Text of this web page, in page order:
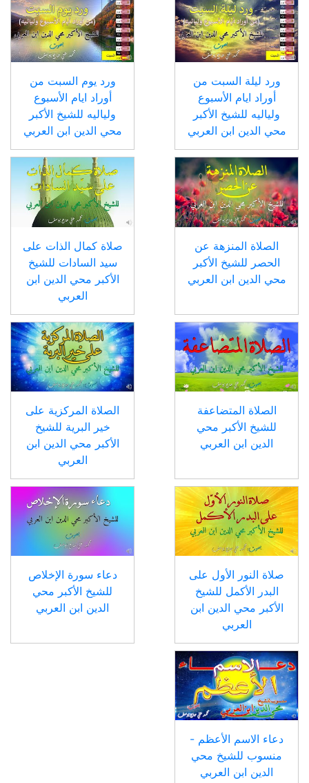
ورد ليلة السبت من
أوراد ايام الأسبوع
ولياليه للشيخ الأكبر
محي الدين ابن العربي
ورد يوم السبت من
أوراد ايام الأسبوع
ولياليه للشيخ الأكبر
محي الدين ابن العربي
الصلاة المنزهة عن
الحصر للشيخ الأكبر
محي الدين ابن العربي
صلاة كمال الذات على
سيد السادات للشيخ
الأكبر محي الدين ابن
العربي
الصلاة المتضاعفة
للشيخ الأكبر محي
الدين ابن العربي
الصلاة المركزية على
خير البرية للشيخ
الأكبر محي الدين ابن
العربي
صلاة النور الأول على
البدر الأكمل للشيخ
الأكبر محي الدين ابن
العربي
دعاء سورة الإخلاص
للشيخ الأكبر محي
الدين ابن العربي
دعاء الاسم الأعظم -
منسوب للشيخ محي
الدين ابن العربي